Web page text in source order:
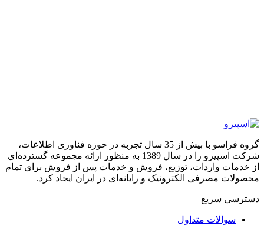
گروه فراسو با بیش از 35 سال تجربه در حوزه فناوری اطلاعات،
شرکت اسپیرو را در سال 1389 به منظور ارائه مجموعه گسترده‌ای
از خدمات واردات، توزیع، فروش و خدمات پس از فروش برای تمام
محصولات مصرفی الکترونیک و رایانه‌ای در ایران ایجاد کرد.
دسترسی‌ سریع
سوالات متداول